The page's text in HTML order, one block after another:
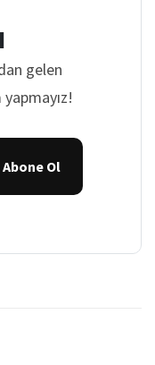
gelen
Abone Ol